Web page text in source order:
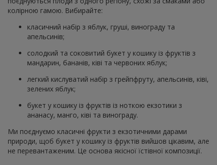
колірною гамою. Вибирайте:
класичний набір з яблук, груші, винограду та
апельсинів;
солодкий та соковитий букет у кошику із фруктів з
мандарин, бананів, ківі та червоних яблук;
легкий кислуватий набір з грейпфруту, апельсинів, ківі,
зелених яблук;
букет у кошику із фруктів із ноткою екзотики з
ананасу, манго, ківі та винограду.
Ми поєднуємо класичні фрукти з екзотичними дарами
природи, щоб букет у кошику із фруктів вийшов цікавим, але
не перевантаженим. Це основа якісної їстівної композиції.